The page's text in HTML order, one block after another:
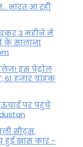
भारत आ रही
3 महीने में
के सालाना
इस पेट्रोल
हजार ग्राहक
ऊंचाई पर पहुंचे
सीट्स,
हुई खास कार -